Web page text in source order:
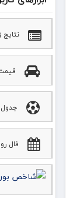
نتایج
فال